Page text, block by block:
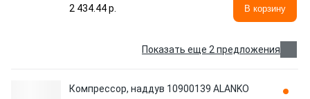
2 434.44 p.
В корзину
Показать еще 2 предложения
Компрессор, наддув 10900139 ALANKO